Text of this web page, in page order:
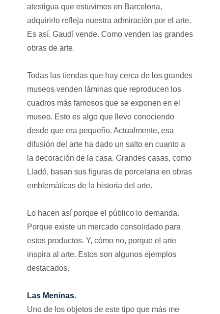
atestigua que estuvimos en Barcelona,
adquirirlo refleja nuestra admiración por el arte.
Es así. Gaudí vende. Como venden las grandes
obras de arte.
Todas las tiendas que hay cerca de los grandes
museos venden láminas que reproducen los
cuadros más famosos que se exponen en el
museo. Esto es algo que llevo conociendo
desde que era pequeño. Actualmente, esa
difusión del arte ha dado un salto en cuanto a
la decoración de la casa. Grandes casas, como
Lladó, basan sus figuras de porcelana en obras
emblemáticas de la historia del arte.
Lo hacen así porque el público lo demanda.
Porque existe un mercado consolidado para
estos productos. Y, cómo no, porque el arte
inspira al arte. Estos son algunos ejemplos
destacados.
Las Meninas.
Uno de los objetos de este tipo que más me